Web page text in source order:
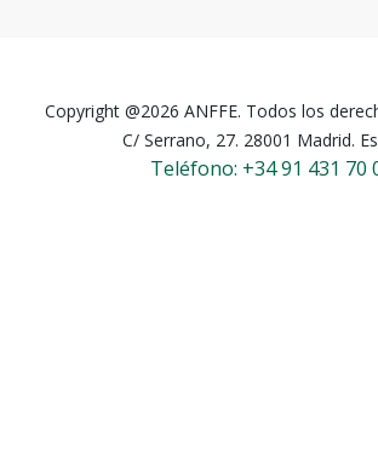
Copyright @2026 ANFFE. Todos los
C/ Serrano, 27. 28001 Madrid.
Teléfono: +34 91 431 70